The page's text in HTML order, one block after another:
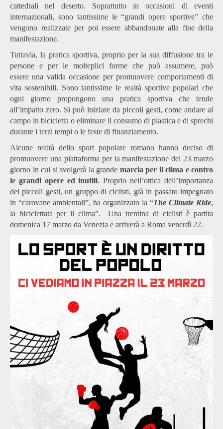
cattedrali nel deserto. Soprattutto in occasioni di eventi
internazionali, sono tantissime le “grandi opere sportive” che
vengono realizzate per poi essere abbandonate alla fine della
manifestazione.
Tuttavia, la pratica sportiva, proprio per la sua diffusione tra le
persone e per le molteplici forme che può assumere, può
essereuna valida occasione per promuovere comportamenti di
vita sostenibili. Sono tantissime le realtà sportive popolari che
ogni giorno propongono una pratica sportiva che tende
all’impatto zero. Si può iniziare da piccoli gesti, come andare al
campo in bicicletta o eliminare il consumo di plastica e di sprechi
durante i terzi tempi o le feste di finanziamento.
Alcune realtà dello sport popolare romano hanno deciso di
promuovere una piattaforma per la manifestazione del 23 marzo
giorno in cui si svolgerà la grande marcia per il clima e contro
le grandi opere ed inutili. Proprio nell’ottica dell’importanza
dei piccoli gesti, un gruppo di ciclisti, già in passato impegnato
in “carovane ambientali”, ha organizzato la “The Climate Ride,
la biciclettata per il clima”. Una trentina di ciclisti è partita
domenica 17 marzo da Venezia e arriverà a Roma venerdì 22.